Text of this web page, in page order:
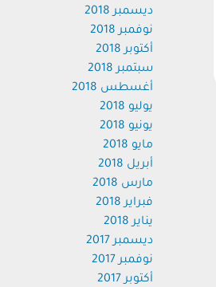
ديسمبر 2018
نوفمبر 2018
أكتوبر 2018
سبتمبر 2018
أغسطس 2018
يوليو 2018
يونيو 2018
مايو 2018
أبريل 2018
مارس 2018
فبراير 2018
يناير 2018
ديسمبر 2017
نوفمبر 2017
أكتوبر 2017